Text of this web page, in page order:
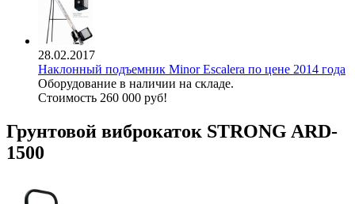
28.02.2017
Наклонный подъемник Minor Escalera по цене 2014 года
Оборудование в наличии на складе.
Стоимость 260 000 руб!
Грунтовой виброкаток STRONG ARD-
1500